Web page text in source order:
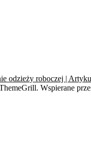
odzieży roboczej |
Wspierane